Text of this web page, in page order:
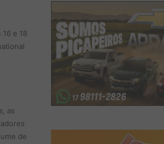
e 18
as
de